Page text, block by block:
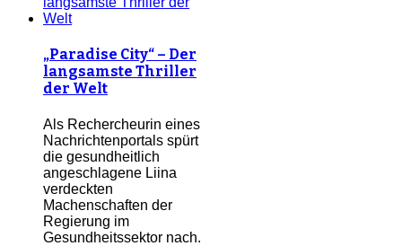
„Paradise City“ – Der
langsamste Thriller
der Welt
Als Rechercheurin eines
Nachrichtenportals spürt
die gesundheitlich
angeschlagene Liina
verdeckten
Machenschaften der
Regierung im
Gesundheitssektor nach.